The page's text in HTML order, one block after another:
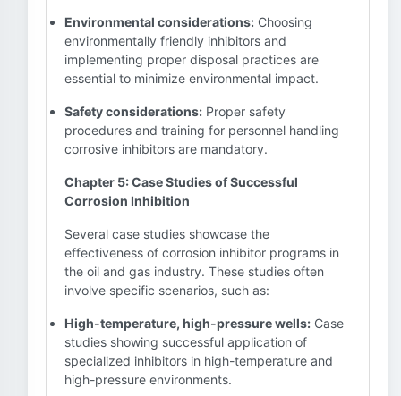
Environmental considerations: Choosing
environmentally friendly inhibitors and
implementing proper disposal practices are
essential to minimize environmental impact.
Safety considerations: Proper safety
procedures and training for personnel handling
corrosive inhibitors are mandatory.
Chapter 5: Case Studies of Successful
Corrosion Inhibition
Several case studies showcase the
effectiveness of corrosion inhibitor programs in
the oil and gas industry. These studies often
involve specific scenarios, such as:
High-temperature, high-pressure wells: Case
studies showing successful application of
specialized inhibitors in high-temperature and
high-pressure environments.